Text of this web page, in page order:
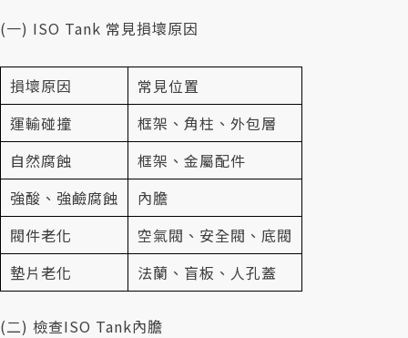
(一) ISO Tank 常見損壞原因
損壞原因
常見位置
運輸碰撞
框架、角柱、外包層
自然腐蝕
框架、金屬配件
強酸、強鹼腐蝕
內膽
閥件老化
空氣閥、安全閥、底閥
墊片老化
法蘭、盲板、人孔蓋
(二) 檢查ISO Tank內膽